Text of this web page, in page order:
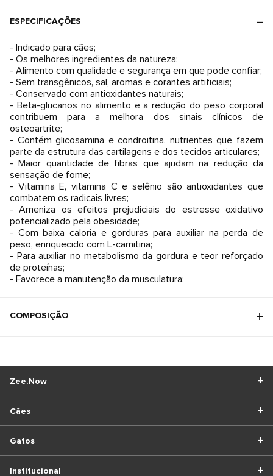
ESPECIFICAÇÕES
- Indicado para cães;
- Os melhores ingredientes da natureza;
- Alimento com qualidade e segurança em que pode confiar;
- Sem transgênicos, sal, aromas e corantes artificiais;
- Conservado com antioxidantes naturais;
- Beta-glucanos no alimento e a redução do peso corporal
contribuem para a melhora dos sinais clínicos de
osteoartrite;
- Contém glicosamina e condroitina, nutrientes que fazem
parte da estrutura das cartilagens e dos tecidos articulares;
- Maior quantidade de fibras que ajudam na redução da
sensação de fome;
- Vitamina E, vitamina C e selênio são antioxidantes que
combatem os radicais livres;
- Ameniza os efeitos prejudiciais do estresse oxidativo
potencializado pela obesidade;
- Com baixa caloria e gorduras para auxiliar na perda de
peso, enriquecido com L-carnitina;
- Para auxiliar no metabolismo da gordura e teor reforçado
de proteínas;
COMPOSIÇÃO
Cães
Gatos
Zee.Now
Institucional